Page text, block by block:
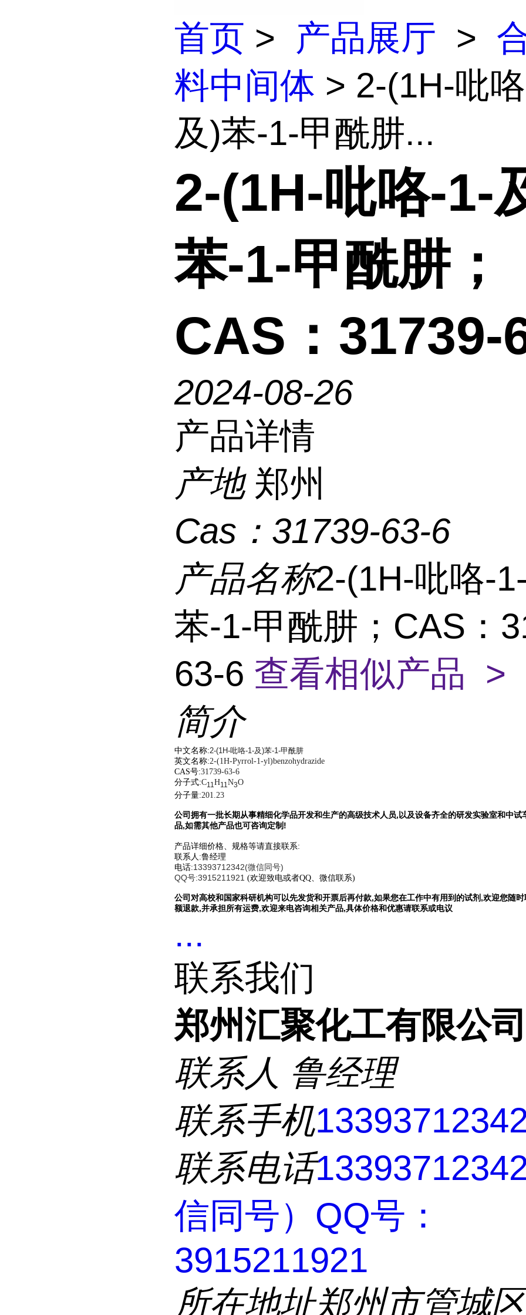
首页 > 产品展厅 >
料中间体 > 2-(1H-吡
及)苯-1-甲酰肼...
2-(1H-吡咯-1-
苯-1-甲酰肼；
CAS：31739-
2024-08-26
产品详情
产地 郑州
Cas： 31739-63-6
产品名称2-(1H-吡咯-
苯-1-甲酰肼；CAS：
63-6 查看相似产品 >
简介
中文名称:2-(1H-吡咯-1-及)苯-1-甲酰肼
英文名称:2-(1H-Pyrrol-1-yl)benzohydrazide
CAS号:31739-63-6
分子式:C11 H11 N3O
分子量:201.23
公司拥有一批长期从事精细化学品开发和生产的高级技术人员,以及设备齐全的研发实验室和中试
品,如需其他产品也可咨询定制!
产品详细价格、规格等请直接联系:
联系人:鲁经理
电话:13393712342(微信同号)
QQ号:3915211921 (欢迎致电或者QQ、微信联系)
公司对高校和国家科研机构可以先发货和开票后再付款,如果您在工作中有用到的试剂,欢迎您随
额退款,并承担所有运费,欢迎来电咨询相关产品,具体价格和优惠请联系或电议
...
联系我们
郑州汇聚化工有限公司
联系人 鲁经理
联系手机
联系电话
信同号）QQ号：
3915211921
所在地址郑州市管城